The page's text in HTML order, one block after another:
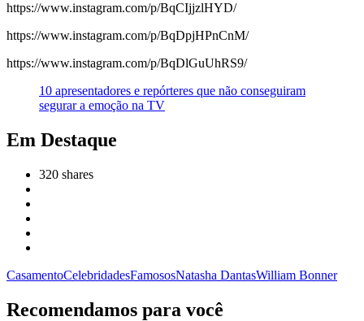
https://www.instagram.com/p/BqCIjjzlHYD/
https://www.instagram.com/p/BqDpjHPnCnM/
https://www.instagram.com/p/BqDlGuUhRS9/
10 apresentadores e repórteres que não conseguiram
segurar a emoção na TV
Em Destaque
320 shares
CasamentoCelebridadesFamososNatasha DantasWilliam Bonner
Recomendamos para você